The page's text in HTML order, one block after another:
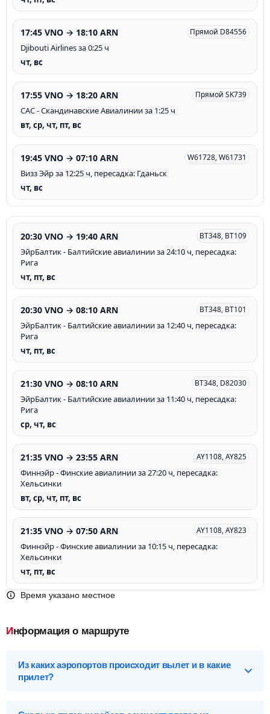
17:45 VNO → 18:10 ARN Прямой D84556
Djibouti Airlines за 0:25 ч
чт, вс
17:55 VNO → 18:20 ARN Прямой SK739
САС - Скандинавские Авиалинии за 1:25 ч
вт, ср, чт, пт, вс
19:45 VNO → 07:10 ARN W61728, W61731
Визз Эйр за 12:25 ч, пересадка: Гданьск
чт, вс
20:30 VNO → 19:40 ARN BT348, BT109
ЭйрБалтик - Балтийские авиалинии за 24:10 ч, пересадка:
Рига
чт, пт, вс
20:30 VNO → 08:10 ARN BT348, BT101
ЭйрБалтик - Балтийские авиалинии за 12:40 ч, пересадка:
Рига
чт, пт, вс
21:30 VNO → 08:10 ARN BT348, D82030
ЭйрБалтик - Балтийские авиалинии за 11:40 ч, пересадка:
Рига
ср, чт, вс
21:35 VNO → 23:55 ARN AY1108, AY825
Финнэйр - Финские авиалинии за 27:20 ч, пересадка:
Хельсинки
вт, ср, чт, пт, вс
21:35 VNO → 07:50 ARN AY1108, AY823
Финнэйр - Финские авиалинии за 10:15 ч, пересадка:
Хельсинки
чт, пт, вс
Время указано местное
Информация о маршруте
Из каких аэропортов происходит вылет и в какие
прилет?